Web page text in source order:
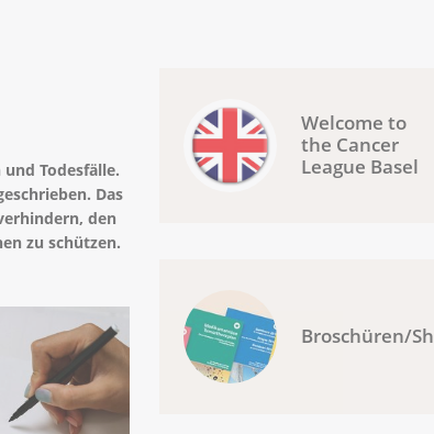
Todesfälle.
Das
den
zu schützen.
Welcome to
the Cancer
League Basel
Broschüren/